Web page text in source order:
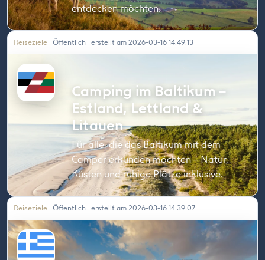
entdecken möchten.
Reiseziele · Öffentlich · erstellt am 2026-03-16 14:49:13
Camping im Baltikum –
Estland, Lettland &
Litauen
Für alle, die das Baltikum mit dem
Camper erkunden möchten – Natur,
Küsten und ruhige Plätze inklusive.
Reiseziele · Öffentlich · erstellt am 2026-03-16 14:39:07